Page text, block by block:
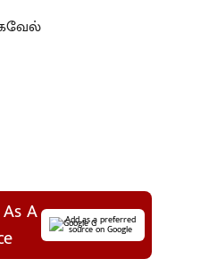
A
Add as a preferred
source on Google